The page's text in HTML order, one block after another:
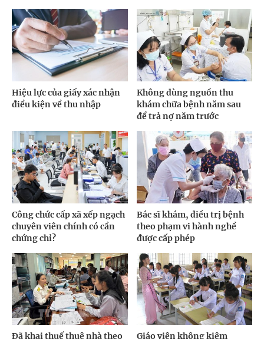
Hiệu lực của giấy xác nhận
điều kiện về thu nhập
Không dùng nguồn thu
khám chữa bệnh năm sau
để trả nợ năm trước
Công chức cấp xã xếp ngạch
chuyên viên chính có cần
chứng chỉ?
Bác sĩ khám, điều trị bệnh
theo phạm vi hành nghề
được cấp phép
Đã khai thuế thuê nhà theo Giáo viên không kiêm